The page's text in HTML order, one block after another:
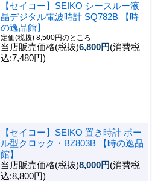
【セイコー】SEIKO シースルー液
晶デジタル電波時計 SQ782B 【時
の逸品館】
定価(税抜) 8,500円のところ
当店販売価格(税抜)6,800円(消費税
込:7,480円)
【セイコー】SEIKO 置き時計 ポー
ル型クロック・BZ803B 【時の逸品
館】
当店販売価格(税抜)8,000円(消費税
込:8,800円)